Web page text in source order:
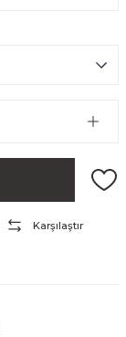
Karşılaştır